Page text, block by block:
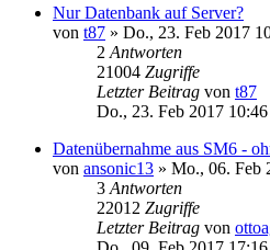
Nur Datenbank auf Server?
von t87 » Do., 23. Feb 2017
2 Antworten
21004 Zugriffe
Letzter Beitrag von t87
Do., 23. Feb 2017 10:46
Datenübernahme aus SM6 -
von ansonic13 » Mo., 06. Feb
3 Antworten
22012 Zugriffe
Letzter Beitrag von